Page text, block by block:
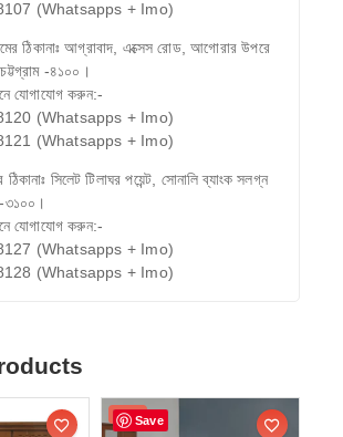
(Whatsapps + Imo)
ঠিকানাঃ আগ্রাবাদ, এক্সেস রোড, আগোরার উপরে
-৪১০০।
যোগাযোগ করুন:-
(Whatsapps + Imo)
(Whatsapps + Imo)
সিলেট টিলাঘর পয়েন্ট, সোনালি ব্যাংক সলগ্ন
৩১০০।
যোগাযোগ করুন:-
(Whatsapps + Imo)
(Whatsapps + Imo)
Save
Sale!